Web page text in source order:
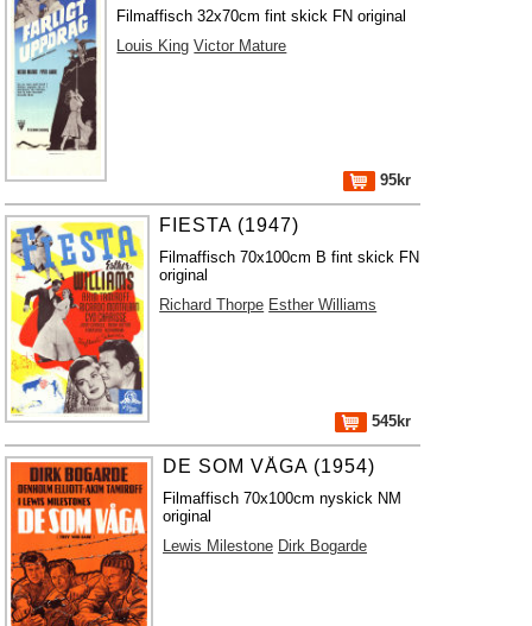
Filmaffisch 32x70cm fint skick FN original
Louis King Victor Mature
95kr
FIESTA (1947)
Filmaffisch 70x100cm B fint skick FN
original
Richard Thorpe Esther Williams
545kr
DE SOM VÅGA (1954)
Filmaffisch 70x100cm nyskick NM
original
Lewis Milestone Dirk Bogarde